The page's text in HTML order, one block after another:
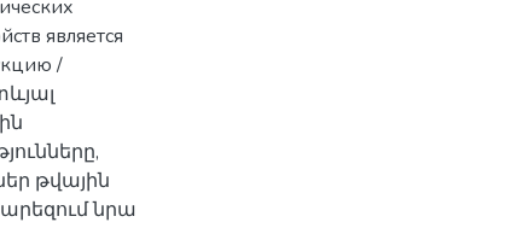
является
/
թվային
նրա